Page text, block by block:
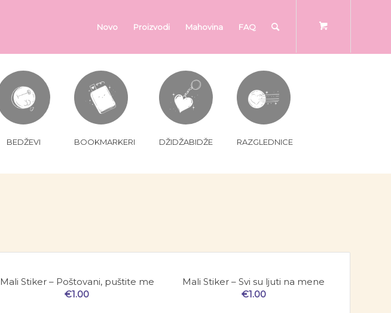
Novo Proizvodi Mahovina FAQ
BEDŽEVI BOOKMARKERI DŽIDŽABIDŽE RAZGLEDNICE
Mali Stiker – Poštovani, puštite me
€1.00
Mali Stiker – Svi su ljuti na mene
€1.00